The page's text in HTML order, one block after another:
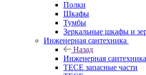
Полки
Шкафы
Тумбы
Зеркальные шкафы и
Инженерная сантехника
Назад
Инженерная сантехника
TECE запасные части